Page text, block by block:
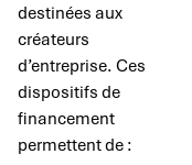
destinées aux
créateurs
d’entreprise. Ces
dispositifs de
financement
permettent de :